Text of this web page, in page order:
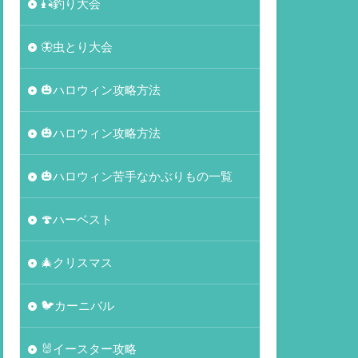
🎣釣り大会
🦋虫とり大会
🎃ハロウィン攻略方法
🎃ハロウィン攻略方法
🎃ハロウィン苦手なかぶりもの一覧
🍄ハーベスト
🎄クリスマス
🐦カーニバル
🐰イースター攻略